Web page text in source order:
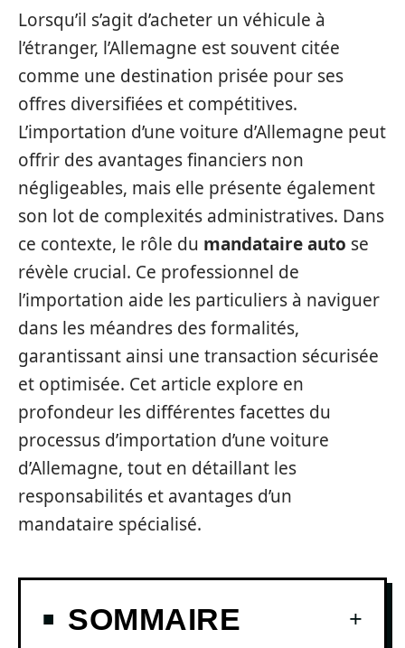
Lorsqu’il s’agit d’acheter un véhicule à
l’étranger, l’Allemagne est souvent citée
comme une destination prisée pour ses
offres diversifiées et compétitives.
L’importation d’une voiture d’Allemagne peut
offrir des avantages financiers non
négligeables, mais elle présente également
son lot de complexités administratives. Dans
ce contexte, le rôle du mandataire auto se
révèle crucial. Ce professionnel de
l’importation aide les particuliers à naviguer
dans les méandres des formalités,
garantissant ainsi une transaction sécurisée
et optimisée. Cet article explore en
profondeur les différentes facettes du
processus d’importation d’une voiture
d’Allemagne, tout en détaillant les
responsabilités et avantages d’un
mandataire spécialisé.
SOMMAIRE